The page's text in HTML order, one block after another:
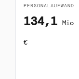
PERSONALAUFWAND
134,1 Mio
€